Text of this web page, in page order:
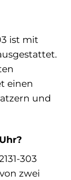
ist mit
einen
und
303
zwei